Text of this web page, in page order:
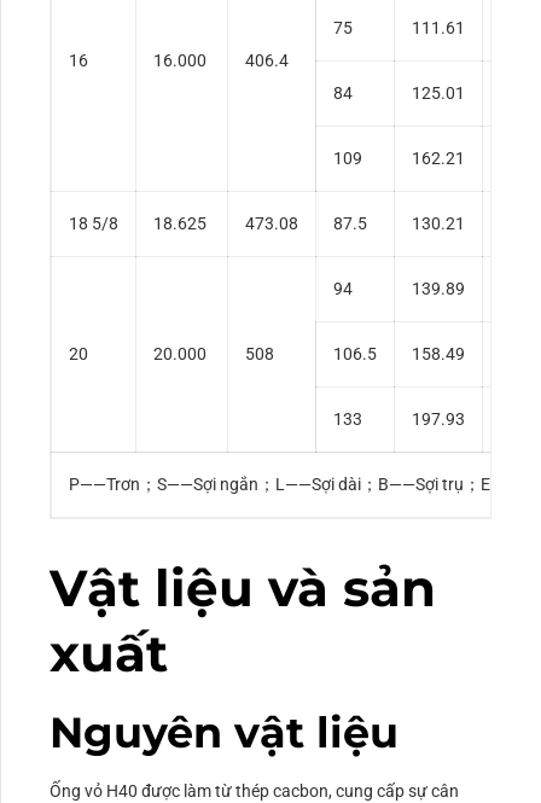
16 16.000 406.4
75 111.61
84 125.01
109 162.21
18 5/8 18.625 473.08 87.5 130.21
20 20.000 508
94 139.89
106.5 158.49
133 197.93
P——Trơn；S——Sợi ngắn；L——Sợi dài；B——Sợi trụ；
Vật liệu và sản
xuất
Nguyên vật liệu
Ống vỏ H40 được làm từ thép cacbon, cung cấp sự cân